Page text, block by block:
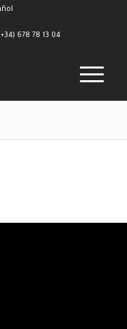
678 78 13 04